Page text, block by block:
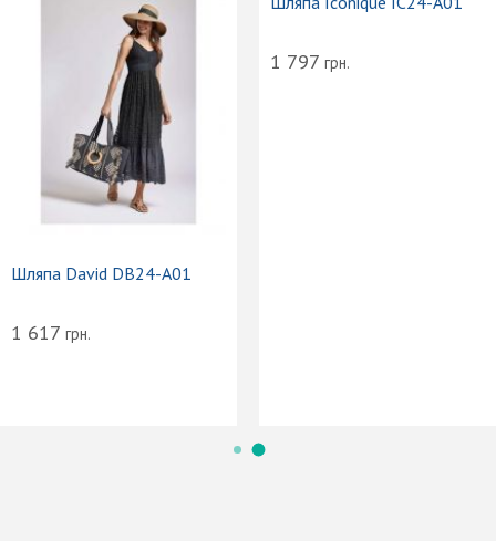
Шляпа David DB24-A01
1 617 грн.
1 797 грн.